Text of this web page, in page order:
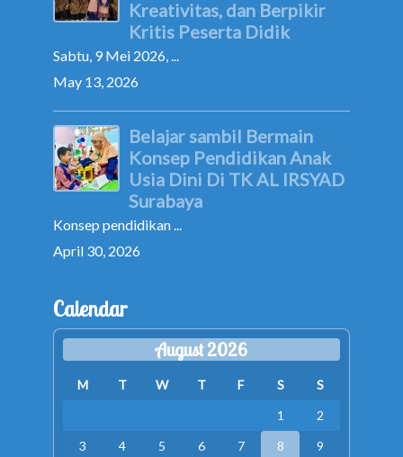
Kreativitas, dan Berpikir
Kritis Peserta Didik
Sabtu, 9 Mei 2026, ...
May 13, 2026
Belajar sambil Bermain
Konsep Pendidikan Anak
Usia Dini Di TK AL IRSYAD
Surabaya
Konsep pendidikan ...
April 30, 2026
Calendar
August 2026
M T W T F S
S
1
2
3
4 5 6 7 8 9